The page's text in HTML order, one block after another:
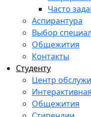
Часто
Аспирантура
Выбор
Общежития
Контакты
Студенту
Центр
Общежития